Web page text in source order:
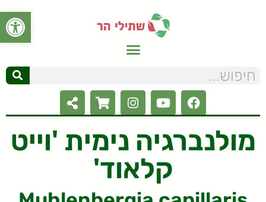
פתח
מולנברגיה נימית 'וייט
קלאוד'